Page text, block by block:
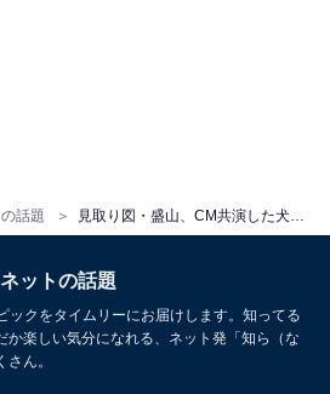
話題
ネットの話題
ックをタイムリーにお届けします。知ってる
か楽しい気分になれる、ネット発「知ら（な
ん。